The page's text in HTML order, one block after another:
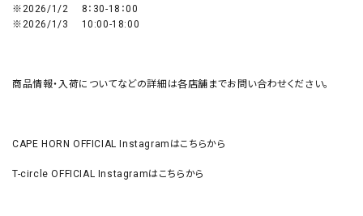
※2026/1/2 8：30-18：00
※2026/1/3 10:00-18:00
商品情報・入荷についてなどの詳細は各店舗までお問い合わせください。
CAPE HORN OFFICIAL Instagramはこちらから
T-circle OFFICIAL Instagramはこちらから